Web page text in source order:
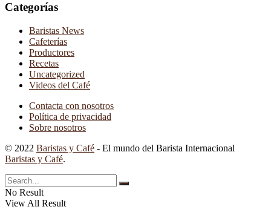
Categorías
Baristas News
Cafeterías
Productores
Recetas
Uncategorized
Videos del Café
Contacta con nosotros
Política de privacidad
Sobre nosotros
© 2022 Baristas y Café - El mundo del Barista Internacional
Baristas y Café.
No Result
View All Result